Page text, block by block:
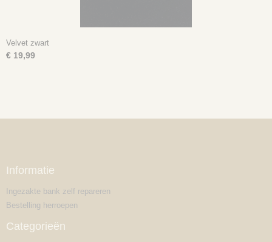
Velvet zwart
€ 19,99
Informatie
Ingezakte bank zelf repareren
Bestelling herroepen
Categorieën